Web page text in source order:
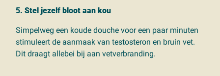
5. Stel jezelf bloot aan kou
Simpelweg een koude douche voor een paar minuten
stimuleert de aanmaak van testosteron en bruin vet.
Dit draagt allebei bij aan vetverbranding.